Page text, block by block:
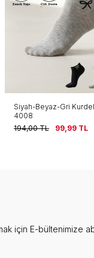
Siyah-Beyaz-Gri 3'lü
4001
224,00TL 99,99 TL
için E-bültenimize